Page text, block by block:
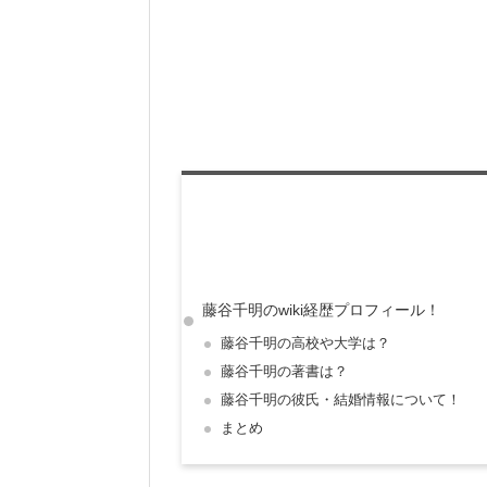
藤谷千明のwiki経歴プロフィール！
藤谷千明の高校や大学は？
藤谷千明の著書は？
藤谷千明の彼氏・結婚情報について！
まとめ